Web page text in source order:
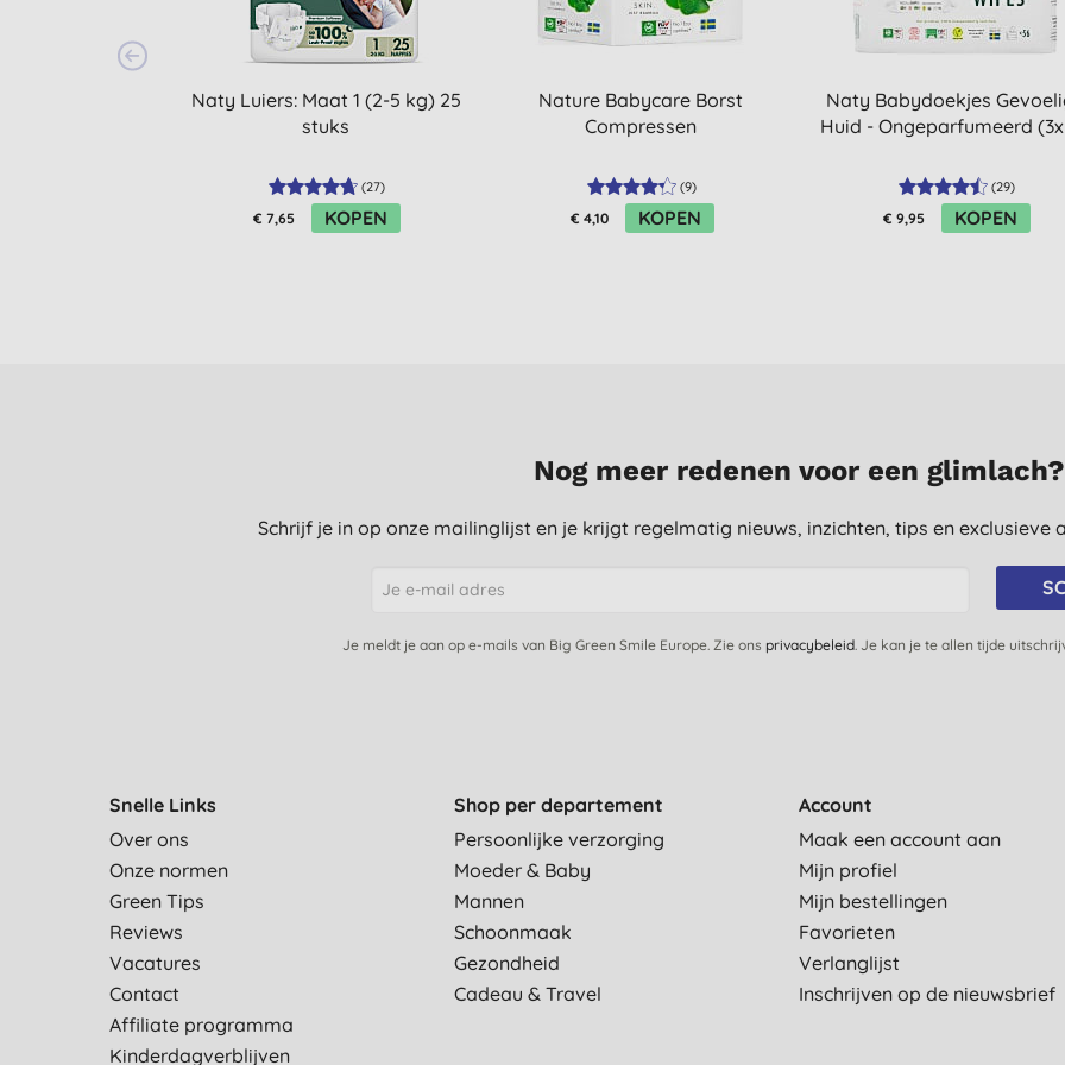
Naty Luiers: Maat 1 (2-5 kg) 25
stuks
(27)
€ 7,65 KOPEN
Nature Babycare Borst
Compressen
(9)
€ 4,10 KOPEN
Naty Babydoekjes
Huid - Ongeparfumeerd
(29)
€ 9,95 KOPEN
Nog meer redenen voor een glimlach?
Schrijf je in op onze mailinglijst en je krijgt regelmatig nieuws, inzichten, tips en exclusieve
Je meldt je aan op e-mails van Big Green Smile Europe. Zie ons privacybeleid. Je kan je te allen tijde
Snelle Links
Over ons
Onze normen
Green Tips
Reviews
Vacatures
Contact
Affiliate programma
Kinderdagverblijven
Shop per departement
Persoonlijke verzorging
Moeder & Baby
Mannen
Schoonmaak
Gezondheid
Cadeau & Travel
Account
Maak een account aan
Mijn profiel
Mijn bestellingen
Favorieten
Verlanglijst
Inschrijven op de nieuwsbrief